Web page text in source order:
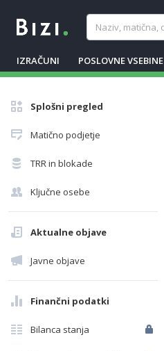
IZRAČUNI POSLOVNE VSEBINE
Splošni pregled
Matično podjetje
TRR in blokade
Ključne osebe
Aktualne objave
Javne objave
Finančni podatki
Bilanca stanja